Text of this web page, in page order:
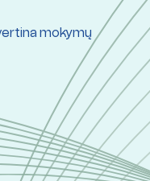
mokymų